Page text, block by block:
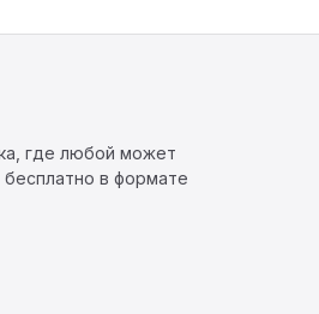
где любой может
в формате